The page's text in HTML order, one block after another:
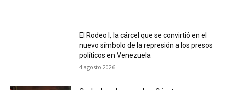
El Rodeo I, la cárcel que se convirtió en el
nuevo símbolo de la represión a los presos
políticos en Venezuela
4 agosto 2026